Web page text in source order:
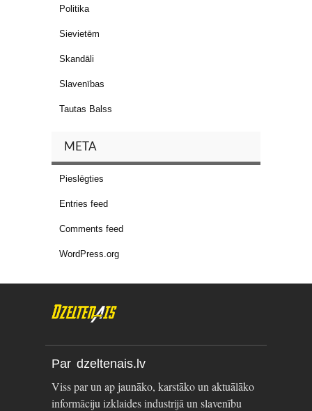
Politika
Sievietēm
Skandāli
Slavenības
Tautas Balss
META
Pieslēgties
Entries feed
Comments feed
WordPress.org
Par dzeltenais.lv
Viss par un ap jaunāko, karstāko un aktuālāko
informāciju izklaides industrijā un slavenību